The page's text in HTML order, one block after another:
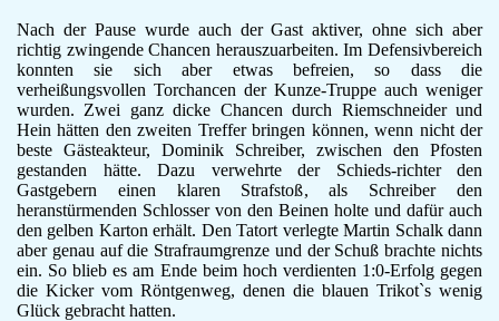
Dokumente
Rechtliches
Datenschutz
Impressum
Nach der Pause wurde auch der Gast aktiver, ohne sich aber
richtig zwingende Chancen herauszuarbeiten. Im Defensivbereich
konnten sie sich aber etwas befreien, so dass die
verheißungsvollen Torchancen der Kunze-Truppe auch weniger
wurden. Zwei ganz dicke Chancen durch Riemschneider und
Hein hätten den zweiten Treffer bringen können, wenn nicht der
beste Gästeakteur, Dominik Schreiber, zwischen den Pfosten
gestanden hätte. Dazu verwehrte der Schieds-richter den
Gastgebern einen klaren Strafstoß, als Schreiber den
heranstürmenden Schlosser von den Beinen holte und dafür auch
den gelben Karton erhält. Den Tatort verlegte Martin Schalk dann
aber genau auf die Strafraumgrenze und der Schuß brachte nichts
ein. So blieb es am Ende beim hoch verdienten 1:0-Erfolg gegen
die Kicker vom Röntgenweg, denen die blauen Trikot`s wenig
Glück gebracht hatten.